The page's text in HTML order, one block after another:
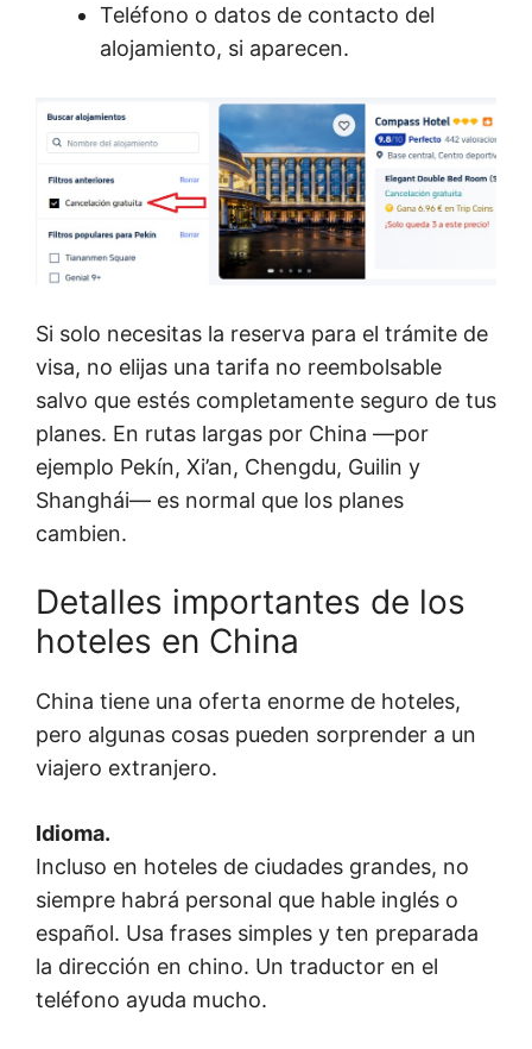
Teléfono o datos de contacto del
alojamiento, si aparecen.
Si solo necesitas la reserva para el trámite de
visa, no elijas una tarifa no reembolsable
salvo que estés completamente seguro de tus
planes. En rutas largas por China —por
ejemplo Pekín, Xi’an, Chengdu, Guilin y
Shanghái— es normal que los planes
cambien.
Detalles importantes de los
hoteles en China
China tiene una oferta enorme de hoteles,
pero algunas cosas pueden sorprender a un
viajero extranjero.
Idioma.
Incluso en hoteles de ciudades grandes, no
siempre habrá personal que hable inglés o
español. Usa frases simples y ten preparada
la dirección en chino. Un traductor en el
teléfono ayuda mucho.